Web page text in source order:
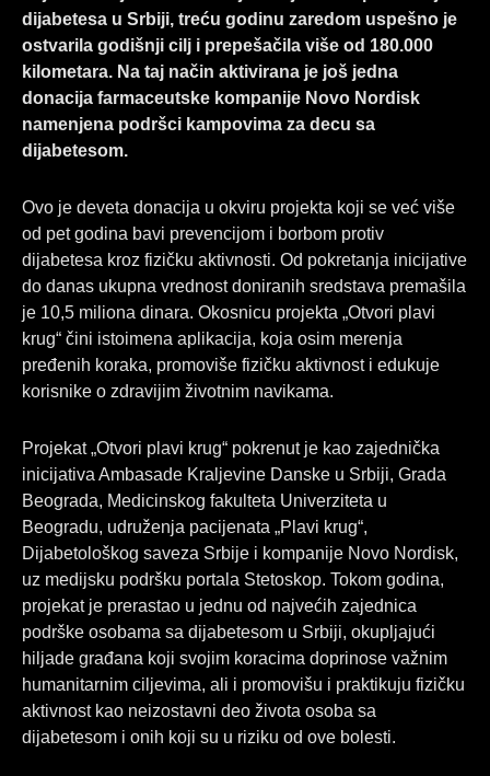
o
k
i
n
r
a
m
dijabetesa u Srbiji, treću godinu zaredom uspešno je
ostvarila godišnji cilj i prepešačila više od 180.000
kilometara. Na taj način aktivirana je još jedna
donacija farmaceutske kompanije Novo Nordisk
namenjena podršci kampovima za decu sa
dijabetesom.
Ovo je deveta donacija u okviru projekta koji se već više
od pet godina bavi prevencijom i borbom protiv
dijabetesa kroz fizičku aktivnosti. Od pokretanja inicijative
do danas ukupna vrednost doniranih sredstava premašila
je 10,5 miliona dinara. Okosnicu projekta „Otvori plavi
krug“ čini istoimena aplikacija, koja osim merenja
pređenih koraka, promoviše fizičku aktivnost i edukuje
korisnike o zdravijim životnim navikama.
Projekat „Otvori plavi krug“ pokrenut je kao zajednička
inicijativa Ambasade Kraljevine Danske u Srbiji, Grada
Beograda, Medicinskog fakulteta Univerziteta u
Beogradu, udruženja pacijenata „Plavi krug“,
Dijabetološkog saveza Srbije i kompanije Novo Nordisk,
uz medijsku podršku portala Stetoskop. Tokom godina,
projekat je prerastao u jednu od najvećih zajednica
podrške osobama sa dijabetesom u Srbiji, okupljajući
hiljade građana koji svojim koracima doprinose važnim
humanitarnim ciljevima, ali i promovišu i praktikuju fizičku
aktivnost kao neizostavni deo života osoba sa
dijabetesom i onih koji su u riziku od ove bolesti.